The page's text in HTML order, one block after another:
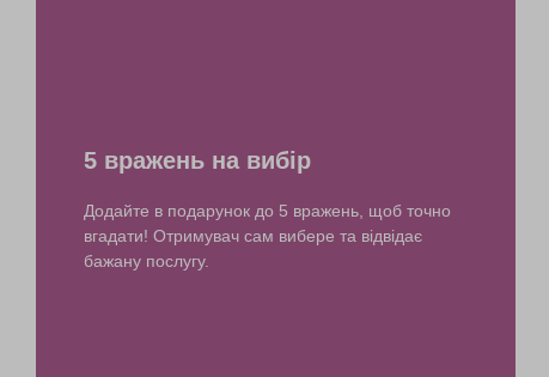
5 вражень на вибір
Додайте в подарунок до 5 вражень, щоб точно
вгадати! Отримувач сам вибере та відвідає
бажану послугу.